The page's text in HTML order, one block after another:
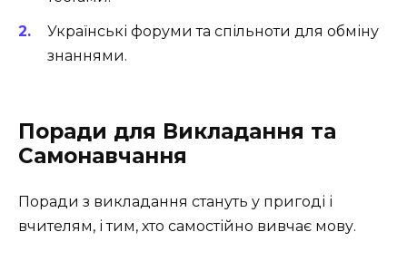
Українські форуми та спільноти для обміну
знаннями.
Поради для Викладання та
Самонавчання
Поради з викладання стануть у пригоді і
вчителям, і тим, хто самостійно вивчає мову.